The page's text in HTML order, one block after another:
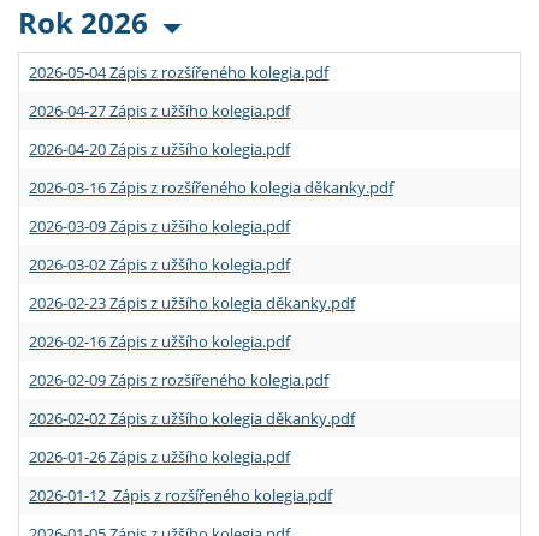
Rok 2026
2026-05-04 Zápis z rozšířeného kolegia.pdf
2026-04-27 Zápis z užšího kolegia.pdf
2026-04-20 Zápis z užšího kolegia.pdf
2026-03-16 Zápis z rozšířeného kolegia děkanky.pdf
2026-03-09 Zápis z užšího kolegia.pdf
2026-03-02 Zápis z užšího kolegia.pdf
2026-02-23 Zápis z užšího kolegia děkanky.pdf
2026-02-16 Zápis z užšího kolegia.pdf
2026-02-09 Zápis z rozšířeného kolegia.pdf
2026-02-02 Zápis z užšího kolegia děkanky.pdf
2026-01-26 Zápis z užšího kolegia.pdf
2026-01-12 Zápis z rozšířeného kolegia.pdf